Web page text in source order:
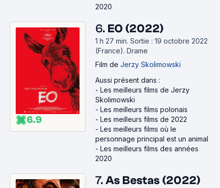
2020
6.9
6. EO (2022)
1 h 27 min. Sortie : 19 octobre 2022
(France). Drame
Film de Jerzy Skolimowski
Aussi présent dans :
- Les meilleurs films de Jerzy
Skolimowski
- Les meilleurs films polonais
- Les meilleurs films de 2022
- Les meilleurs films où le
personnage principal est un animal
- Les meilleurs films des années
2020
7. As Bestas (2022)